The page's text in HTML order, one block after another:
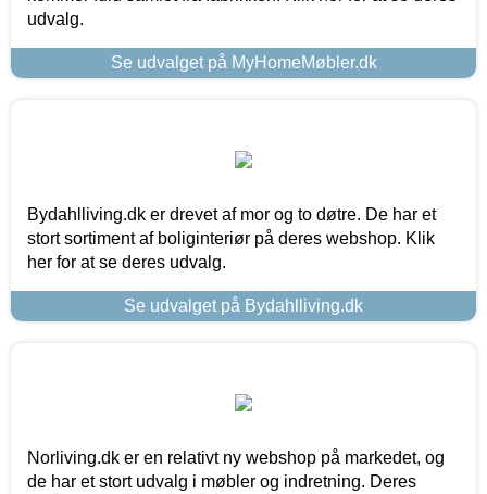
udvalg.
Se udvalget på MyHomeMøbler.dk
Bydahlliving.dk er drevet af mor og to døtre. De har et
stort sortiment af boliginteriør på deres webshop. Klik
her for at se deres udvalg.
Se udvalget på Bydahlliving.dk
Norliving.dk er en relativt ny webshop på markedet, og
de har et stort udvalg i møbler og indretning. Deres